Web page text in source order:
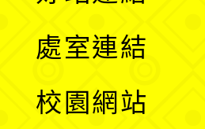
處室連結
校園網站